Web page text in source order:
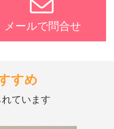
メールで問合せ
すめ
ています